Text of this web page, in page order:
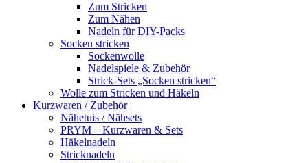
Zum Stricken
Zum Nähen
Nadeln für DIY-Packs
Socken stricken
Sockenwolle
Nadelspiele & Zubehör
Strick-Sets „Socken stricken“
Wolle zum Stricken und Häkeln
Kurzwaren / Zubehör
Nähetuis / Nähsets
PRYM – Kurzwaren & Sets
Häkelnadeln
Stricknadeln